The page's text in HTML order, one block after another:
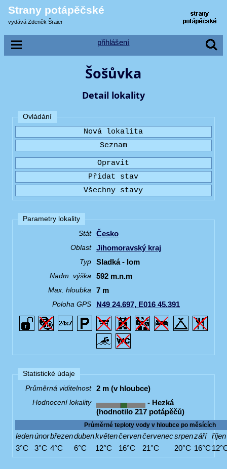
Strany potápěčské
vydává Zdeněk Šraier
přihlášení
Šošůvka
Detail lokality
Ovládání
Parametry lokality
Stát
Česko
Oblast Jihomoravský kraj
Typ Sladká - lom
Nadm. výška 592 m.n.m
Max. hloubka 7 m
Poloha GPS N49 24.697, E016 45.391
Statistické údaje
Průměrná viditelnost
2 m (v hloubce)
Hodnocení lokality
- Hezká
(hodnotilo 217 potápěčů)
Průměrné teploty vody v hloubce po měsících
ledenúnorbřezendubenkvětenčervenčervenecsrpenzáří říjen
3°C
3°C 4°C 6°C 12°C 16°C 21°C 20°C 16°C